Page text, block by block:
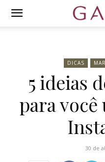
DICAS
5 ideias
para você
30 de